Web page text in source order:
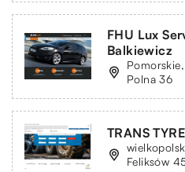
FHU Lux
Balkiewicz
Polna 36
TRANS
Feliksów